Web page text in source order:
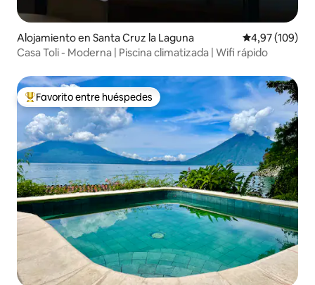
Alojamiento en Santa Cruz la Laguna Calificación
4,97 (109)
Casa Toli - Moderna | Piscina climatizada | Wifi rápido
Favorito entre los huéspedes más destacados
Favorito entre huéspedes